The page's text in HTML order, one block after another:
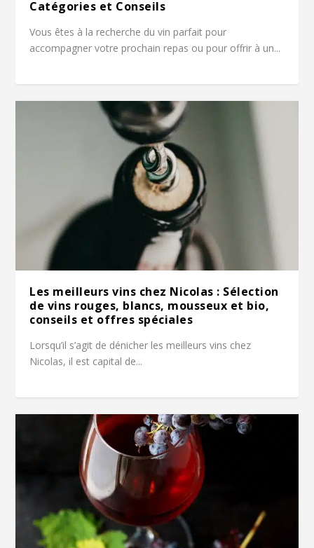
Catégories et Conseils
Vous êtes à la recherche du vin parfait pour
accompagner votre prochain repas ou pour offrir à un...
Les meilleurs vins chez Nicolas : Sélection
de vins rouges, blancs, mousseux et bio,
conseils et offres spéciales
Lorsqu’il s’agit de dénicher les meilleurs vins chez
Nicolas, il est capital de...